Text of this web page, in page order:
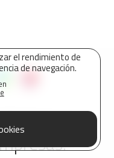
el rendimiento de
de navegación.
a